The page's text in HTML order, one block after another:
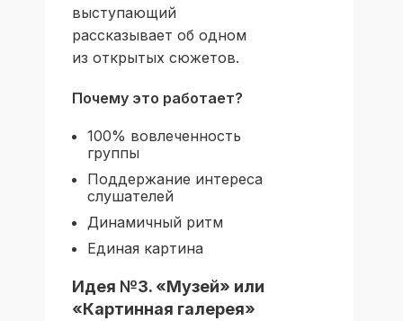
выступающий
рассказывает об одном
из открытых сюжетов.
Почему это работает?
100% вовлеченность
группы
Поддержание интереса
слушателей
Динамичный ритм
Единая картина
Идея №3. «Музей» или
«Картинная галерея»